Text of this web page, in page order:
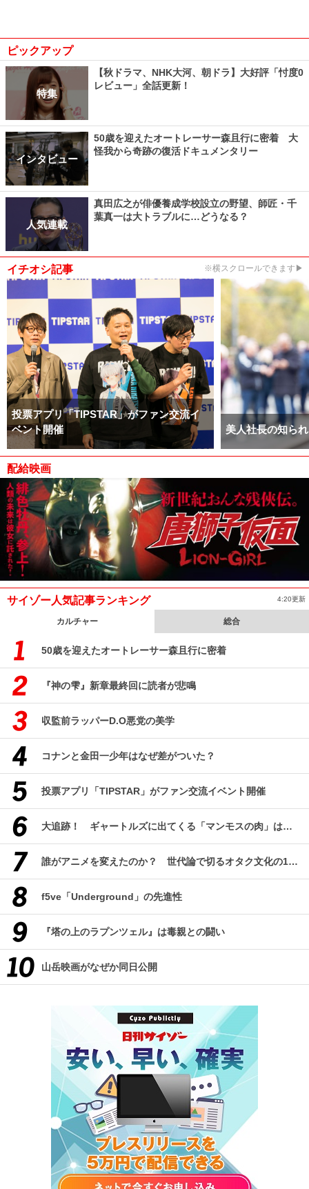
ピックアップ
特集
【秋ドラマ、NHK大河、朝ドラ】大好評「忖度0
レビュー」全話更新！
インタビュー
50歳を迎えたオートレーサー森且行に密着 大
怪我から奇跡の復活ドキュメンタリー
人気連載
真田広之が俳優養成学校設立の野望、師匠・千
葉真一は大トラブルに…どうなる？
イチオシ記事 ※横スクロールできます▶
投票アプリ「TIPSTAR」がファン交流イ
ベント開催
美人社長の知ら
配給映画
サイゾー人気記事ランキング 4:20更新
カルチャー 総合
50歳を迎えたオートレーサー森且行に密着
『神の雫』新章最終回に読者が悲鳴
収監前ラッパーD.O悪党の美学
コナンと金田一少年はなぜ差がついた？
投票アプリ「TIPSTAR」がファン交流イベント開催
大追跡！ ギャートルズに出てくる「マンモスの肉」はどんな味なのか？（前編）
誰がアニメを変えたのか？ 世代論で切るオタク文化の10年、そして50年
f5ve「Underground」の先進性
『塔の上のラプンツェル』は毒親との闘い
山岳映画がなぜか同日公開